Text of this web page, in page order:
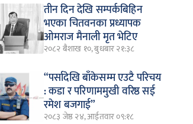
तीन दिन देखि सम्पर्कबिहिन
भएका चितवनका प्रध्यापक
ओमराज मैनाली मृत भेटिए
२०८२ बैशाख १०, बुधबार २१:३८
“पर्सादेखि बाँकेसम्म एउटै परिचय
: कडा र परिणाममुखी वरिष्ठ सई
रमेश बजगाई”
२०८३ जेष्ठ २४, आईतवार ०९:१८